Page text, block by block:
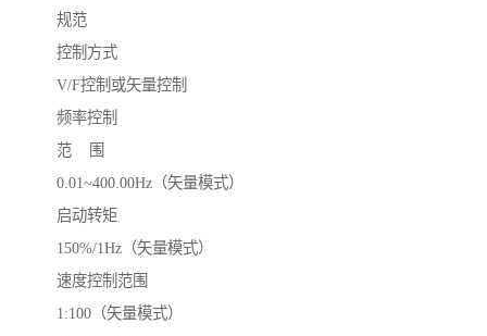
规范
控制方式
V/F控制或矢量控制
频率控制
范 围
0.01~400.00Hz（矢量模式）
启动转矩
150%/1Hz（矢量模式）
速度控制范围
1:100（矢量模式）